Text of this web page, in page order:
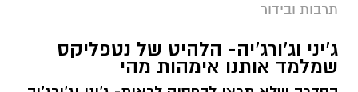
תרבות ובידור
ג'יני וג'ורג'יה- הלהיט של נטפליקס
שמלמד אותנו אימהות מהי